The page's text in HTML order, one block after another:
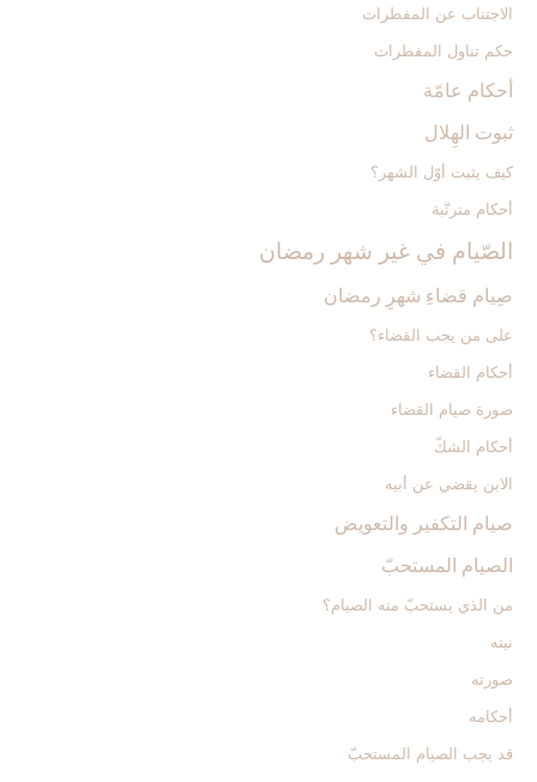
الاجتناب عن المفطرات
حكم تناول المفطرات
أحكام عامّة
ثبوت الهِلال‏
كيف يثبت أوّل الشهر؟
أحكام مترتّبة
الصّيام في غير شهر رمضان‏
صِيام قضاءِ شهرِ رمضان‏
على من يجب القضاء؟
أحكام القضاء
صورة صيام القضاء
أحكام الشكّ
الابن يقضي عن أبيه
صيام التكفير والتعويض‏
الصيام المستحبّ‏
من الذي يستحبّ منه الصيام؟
نيته
صورته
أحكامه
قد يجب الصيام المستحبّ